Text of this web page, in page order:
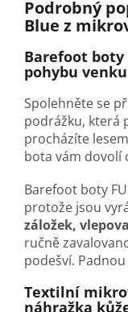
Podrobný
Blue z
Barefoot
pohybu venku
Spolehněte se
podrážku, která
procházíte
bota vám dovolí
Barefoot boty
protože jsou
záložek,
ručně
podešví. Padnou
Textilní
náhražka